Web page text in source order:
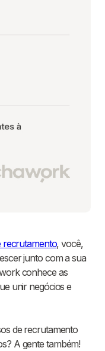
recrutamento, você,
junto com a sua
conhece as
unir negócios e
de recrutamento
A gente também!